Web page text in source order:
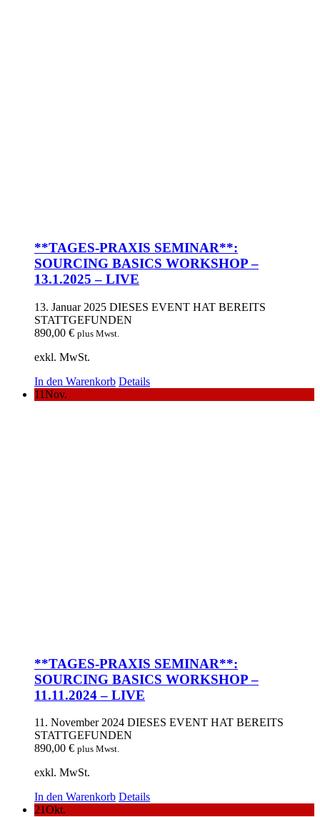
**TAGES-PRAXIS SEMINAR**:
SOURCING BASICS WORKSHOP –
13.1.2025 – LIVE
13. Januar 2025 DIESES EVENT HAT BEREITS
STATTGEFUNDEN
890,00 € plus Mwst.
exkl. MwSt.
In den Warenkorb Details
11Nov.
**TAGES-PRAXIS SEMINAR**:
SOURCING BASICS WORKSHOP –
11.11.2024 – LIVE
11. November 2024 DIESES EVENT HAT BEREITS
STATTGEFUNDEN
890,00 € plus Mwst.
exkl. MwSt.
In den Warenkorb Details
21Okt.